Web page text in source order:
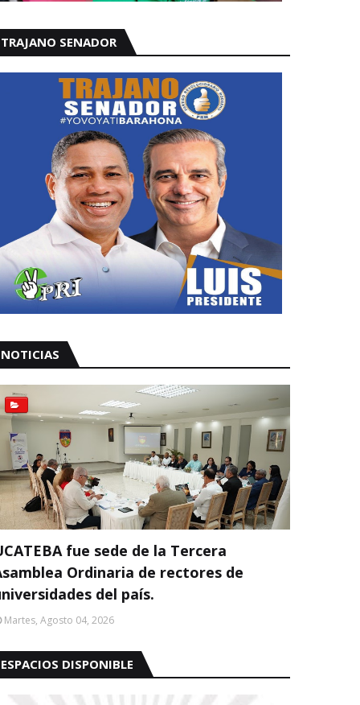
TRAJANO SENADOR
NOTICIAS
fue sede de la Tercera
Ordinaria de rectores de
del país.
Martes, Agosto 04, 2026
ESPACIOS DISPONIBLE